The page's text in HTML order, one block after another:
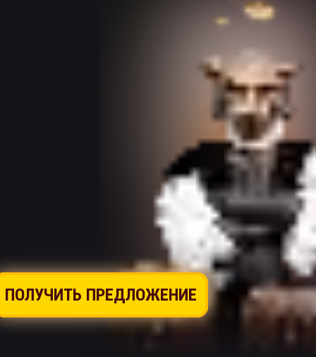
ПОЛУЧИТЬ ПРЕДЛОЖЕНИЕ